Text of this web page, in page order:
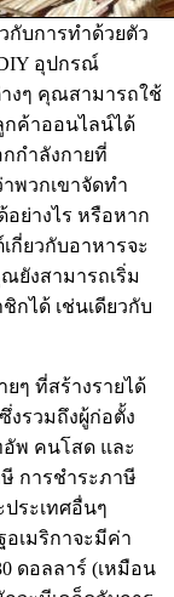
กับการทำด้วยตัว
อุปกรณ์
งๆ คุณสามารถใช้
ค้าออนไลน์ได้
กำลังกายที่
าพวกเขาจัดทำ
ย่างไร หรือหาก
กี่ยวกับอาหารจะ
ยังสามารถเริ่ม
กได้ เช่นเดียวกับ
ยๆ ที่สร้างรายได้
งรวมถึงผู้ก่อตั้ง
พ คนโสด และ
การชำระภาษี
ประเทศอื่นๆ
เมริกาจะมีค่า
ดอลลาร์ (เหมือน